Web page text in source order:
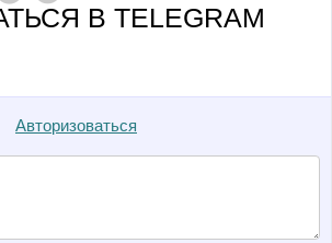
В TELEGRAM
Авторизоваться